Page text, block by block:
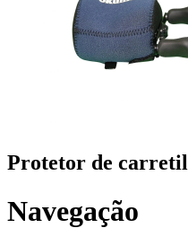
Protetor de
Navegação